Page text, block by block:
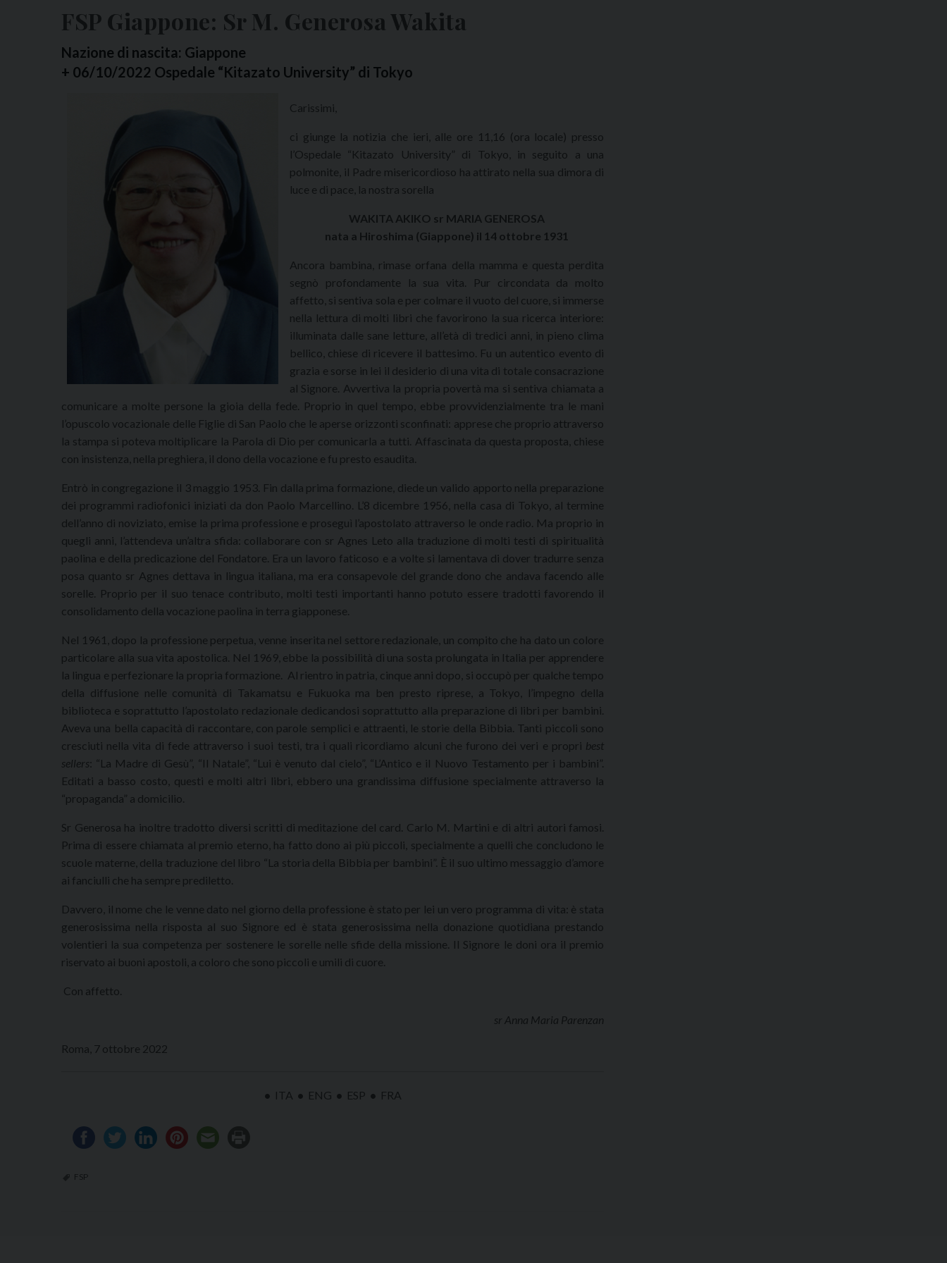
FSP Giappone: Sr M. Generosa Wakita
Nazione di nascita: Giappone
+ 06/10/2022 Ospedale “Kitazato University” di Tokyo
Carissimi,
ci giunge la notizia che ieri, alle ore 11,16 (ora locale) presso
l’Ospedale “Kitazato University” di Tokyo, in seguito a una
polmonite, il Padre misericordioso ha attirato nella sua dimora di
luce e di pace, la nostra sorella
WAKITA AKIKO sr MARIA GENEROSA
nata a Hiroshima (Giappone) il 14 ottobre 1931
Ancora bambina, rimase orfana della mamma e questa perdita
segnò profondamente la sua vita. Pur circondata da molto
affetto, si sentiva sola e per colmare il vuoto del cuore, si immerse
nella lettura di molti libri che favorirono la sua ricerca interiore:
illuminata dalle sane letture, all’età di tredici anni, in pieno clima
bellico, chiese di ricevere il battesimo. Fu un autentico evento di
grazia e sorse in lei il desiderio di una vita di totale consacrazione
al Signore. Avvertiva la propria povertà ma si sentiva chiamata a
comunicare a molte persone la gioia della fede. Proprio in quel tempo, ebbe provvidenzialmente tra le mani
l’opuscolo vocazionale delle Figlie di San Paolo che le aperse orizzonti sconfinati: apprese che proprio attraverso
la stampa si poteva moltiplicare la Parola di Dio per comunicarla a tutti. Affascinata da questa proposta, chiese
con insistenza, nella preghiera, il dono della vocazione e fu presto esaudita.
Entrò in congregazione il 3 maggio 1953. Fin dalla prima formazione, diede un valido apporto nella preparazione
dei programmi radiofonici iniziati da don Paolo Marcellino. L’8 dicembre 1956, nella casa di Tokyo, al termine
dell’anno di noviziato, emise la prima professione e proseguì l’apostolato attraverso le onde radio. Ma proprio in
quegli anni, l’attendeva un’altra sfida: collaborare con sr Agnes Leto alla traduzione di molti testi di spiritualità
paolina e della predicazione del Fondatore. Era un lavoro faticoso e a volte si lamentava di dover tradurre senza
posa quanto sr Agnes dettava in lingua italiana, ma era consapevole del grande dono che andava facendo alle
sorelle. Proprio per il suo tenace contributo, molti testi importanti hanno potuto essere tradotti favorendo il
consolidamento della vocazione paolina in terra giapponese.
Nel 1961, dopo la professione perpetua, venne inserita nel settore redazionale, un compito che ha dato un colore
particolare alla sua vita apostolica. Nel 1969, ebbe la possibilità di una sosta prolungata in Italia per apprendere
la lingua e perfezionare la propria formazione. Al rientro in patria, cinque anni dopo, si occupò per qualche tempo
della diffusione nelle comunità di Takamatsu e Fukuoka ma ben presto riprese, a Tokyo, l’impegno della
biblioteca e soprattutto l’apostolato redazionale dedicandosi soprattutto alla preparazione di libri per bambini.
Aveva una bella capacità di raccontare, con parole semplici e attraenti, le storie della Bibbia. Tanti piccoli sono
cresciuti nella vita di fede attraverso i suoi testi, tra i quali ricordiamo alcuni che furono dei veri e propri best
sellers : “La Madre di Gesù”, “Il Natale”, “Lui è venuto dal cielo”, “L’Antico e il Nuovo Testamento per i bambini”.
Editati a basso costo, questi e molti altri libri, ebbero una grandissima diffusione specialmente attraverso la
“propaganda” a domicilio.
Sr Generosa ha inoltre tradotto diversi scritti di meditazione del card. Carlo M. Martini e di altri autori famosi.
Prima di essere chiamata al premio eterno, ha fatto dono ai più piccoli, specialmente a quelli che concludono le
scuole materne, della traduzione del libro “La storia della Bibbia per bambini”. È il suo ultimo messaggio d’amore
ai fanciulli che ha sempre prediletto.
Davvero, il nome che le venne dato nel giorno della professione è stato per lei un vero programma di vita: è stata
generosissima nella risposta al suo Signore ed è stata generosissima nella donazione quotidiana prestando
volentieri la sua competenza per sostenere le sorelle nelle sfide della missione. Il Signore le doni ora il premio
riservato ai buoni apostoli, a coloro che sono piccoli e umili di cuore.
Con affetto.
sr Anna Maria Parenzan
Roma, 7 ottobre 2022
• ITA • ENG • ESP • FRA
FSP